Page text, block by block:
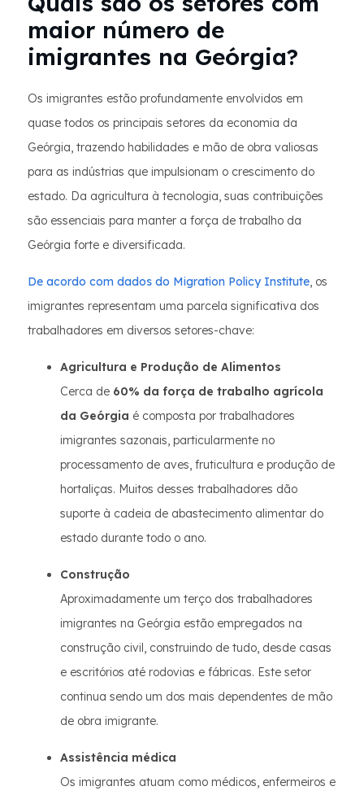
maior número de
imigrantes na Geórgia?
Os imigrantes estão profundamente envolvidos em
quase todos os principais setores da economia da
Geórgia, trazendo habilidades e mão de obra valiosas
para as indústrias que impulsionam o crescimento do
estado. Da agricultura à tecnologia, suas contribuições
são essenciais para manter a força de trabalho da
Geórgia forte e diversificada.
De acordo com dados do Migration Policy Institute, os
imigrantes representam uma parcela significativa dos
trabalhadores em diversos setores-chave:
Agricultura e Produção de Alimentos
Cerca de 60% da força de trabalho agrícola
da Geórgia é composta por trabalhadores
imigrantes sazonais, particularmente no
processamento de aves, fruticultura e produção de
hortaliças. Muitos desses trabalhadores dão
suporte à cadeia de abastecimento alimentar do
estado durante todo o ano.
Construção
Aproximadamente um terço dos trabalhadores
imigrantes na Geórgia estão empregados na
construção civil, construindo de tudo, desde casas
e escritórios até rodovias e fábricas. Este setor
continua sendo um dos mais dependentes de mão
de obra imigrante.
Assistência médica
Os imigrantes atuam como médicos, enfermeiros e